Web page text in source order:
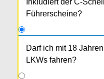
Inkludiert der C-
Führerscheine?
Darf ich mit 18
LKWs fahren?